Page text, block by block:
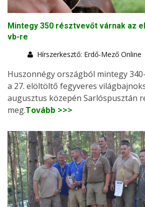
Mintegy 350 résztvevőt várnak az
vb-re
Hírszerkesztő: Erdő-Mező Online
Huszonnégy országból mintegy
a 27. elöltöltő fegyveres
augusztus közepén Sarlóspusztán
meg.Tovább >>>